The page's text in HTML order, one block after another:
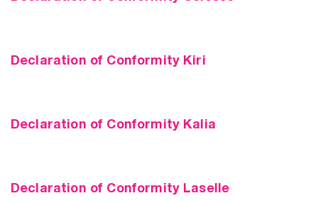
Declaration of Conformity Kiri
Declaration of Conformity Kalia
Declaration of Conformity Laselle